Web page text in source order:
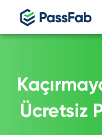
Ücretsiz